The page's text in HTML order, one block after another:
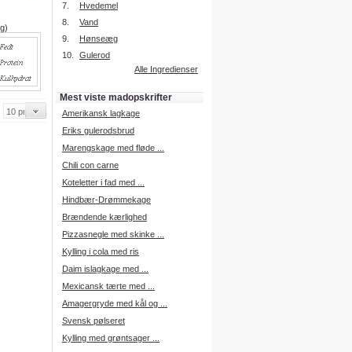
Intelligent søgning
Få foreslået opskrifter.
Prøv vores nye "Foreslå
Læs mere her.
Vi har nu oprettet et mad forum,
hvor i kan dele jeres erfaringer.
Log på med dine oplysninger fra
Madopskrifter.nu.
Gå til forum
Indkøbsliste på SMS
på SMS.
For at benytte SMS funktionen,
7.
Hvedemel
8.
Vand
9.
Hønseæg
10.
Gulerod
Alle Ingredienser
Mest viste madopskrifter
Amerikansk lagkage
Eriks gulerodsbrud
Marengskage med fløde ...
Chili con carne
Koteletter i fad med ...
Hindbær-Drømmekage
Brændende kærlighed
Pizzasnegle med skinke ...
Kylling i cola med ris
Daim islagkage med ...
Mexicansk tærte med ...
Amagergryde med kål og ...
Svensk pølseret
Kylling med grøntsager ...